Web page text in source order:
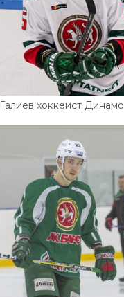
Галиев хоккеист Динамо